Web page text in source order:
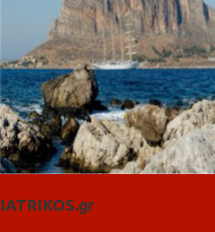
IATRIKOS.gr